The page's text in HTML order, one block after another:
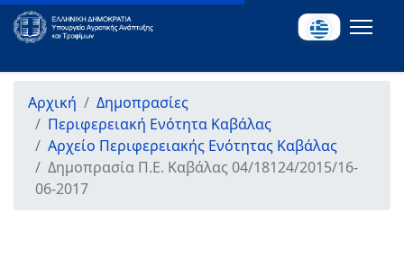
Αρχική
Δημοπρασίες
Περιφερειακή Ενότητα Καβάλας
Αρχείο Περιφερειακής Ενότητας Καβάλας
Δημοπρασία Π.Ε. Καβάλας 04/18124/2015/16-
06-2017